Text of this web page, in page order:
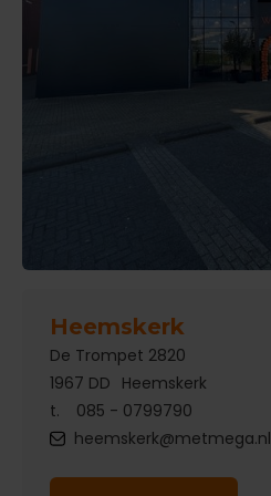
Heemskerk
De Trompet 2820
1967 DD Heemskerk
t.
085 - 0799790
heemskerk@metmega.nl